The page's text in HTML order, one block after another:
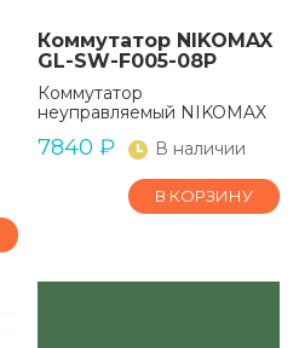
Коммутатор NIKOMAX
GL-SW-F005-08P
Коммутатор
неуправляемый NIKOMAX
7840 ₽ В наличии
В КОРЗИНУ